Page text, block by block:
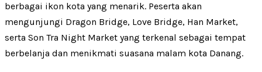
berbagai ikon kota yang menarik. Peserta akan
mengunjungi Dragon Bridge, Love Bridge, Han Market,
serta Son Tra Night Market yang terkenal sebagai tempat
berbelanja dan menikmati suasana malam kota Danang.